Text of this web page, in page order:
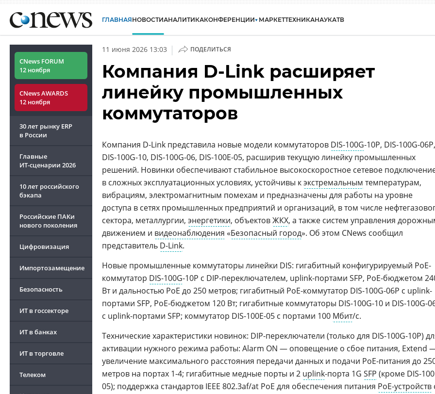
ГЛАВНАЯНОВОСТИАНАЛИТИКАКОНФЕРЕНЦИИ МАРКЕТТЕХНИКАНАУКАТВ
CNews FORUM
12 ноября
CNews AWARDS
12 ноября
30 лет рынку ERP
в России
Главные
ИТ-сценарии 2026
10 лет российского
бэкапа
Российские ПАКи
нового поколения
Цифровизация
Импортозамещение
Безопасность
ИТ в госсекторе
ИТ в банках
ИТ в торговле
Телеком
11 июня 2026 13:03 | ПОДЕЛИТЬСЯ
Компания D-Link расширяет
линейку промышленных
коммутаторов
Компания D-Link представила новые модели коммутаторов DIS-100G-10P, DIS-100G-06P,
DIS-100G-10, DIS-100G-06, DIS-100E-05, расширив текущую линейку промышленных
решений. Новинки обеспечивают стабильное высокоскоростное сетевое
в сложных эксплуатационных условиях, устойчивы кэкстремальным температурам,
вибрациям, электромагнитным помехам и предназначены для работы на уровне
доступа в сетях промышленных предприятий и организаций, в том числе
сектора, металлургии, энергетики, объектовЖКХ, а также систем управления
движением и видеонаблюдения «Безопасный город». Об этом CNews сообщил
представитель D-Link.
Новые промышленные коммутаторы линейки DIS: гигабитный конфигурируемый PoE-
коммутатор DIS-100G-10P с DIP-переключателем, uplink-портами SFP, PoE-бюджетом
Вт и дальностью PoE до 250 метров; гигабитный PoE-коммутатор DIS-100G-06P с uplink-
портами SFP, PoE-бюджетом 120 Вт; гигабитные коммутаторы DIS-100G-10 и DIS-100G-
с uplink-портами SFP; коммутатор DIS-100E-05 с портами 100 Мбит/с.
Технические характеристики новинок: DIP-переключатели (только для DIS-100G-10P)
активации нужного режима работы: Alarm ON — оповещение о сбое питания, Extend
увеличение максимального расстояния передачи данных и подачи PoE-питания до
метров на портах 1-4; гигабитные медные порты и 2 uplink-порта 1G SFP (кроме DIS-
05); поддержка стандартов IEEE 802.3af/at PoE для обеспечения питания PoE-устройств